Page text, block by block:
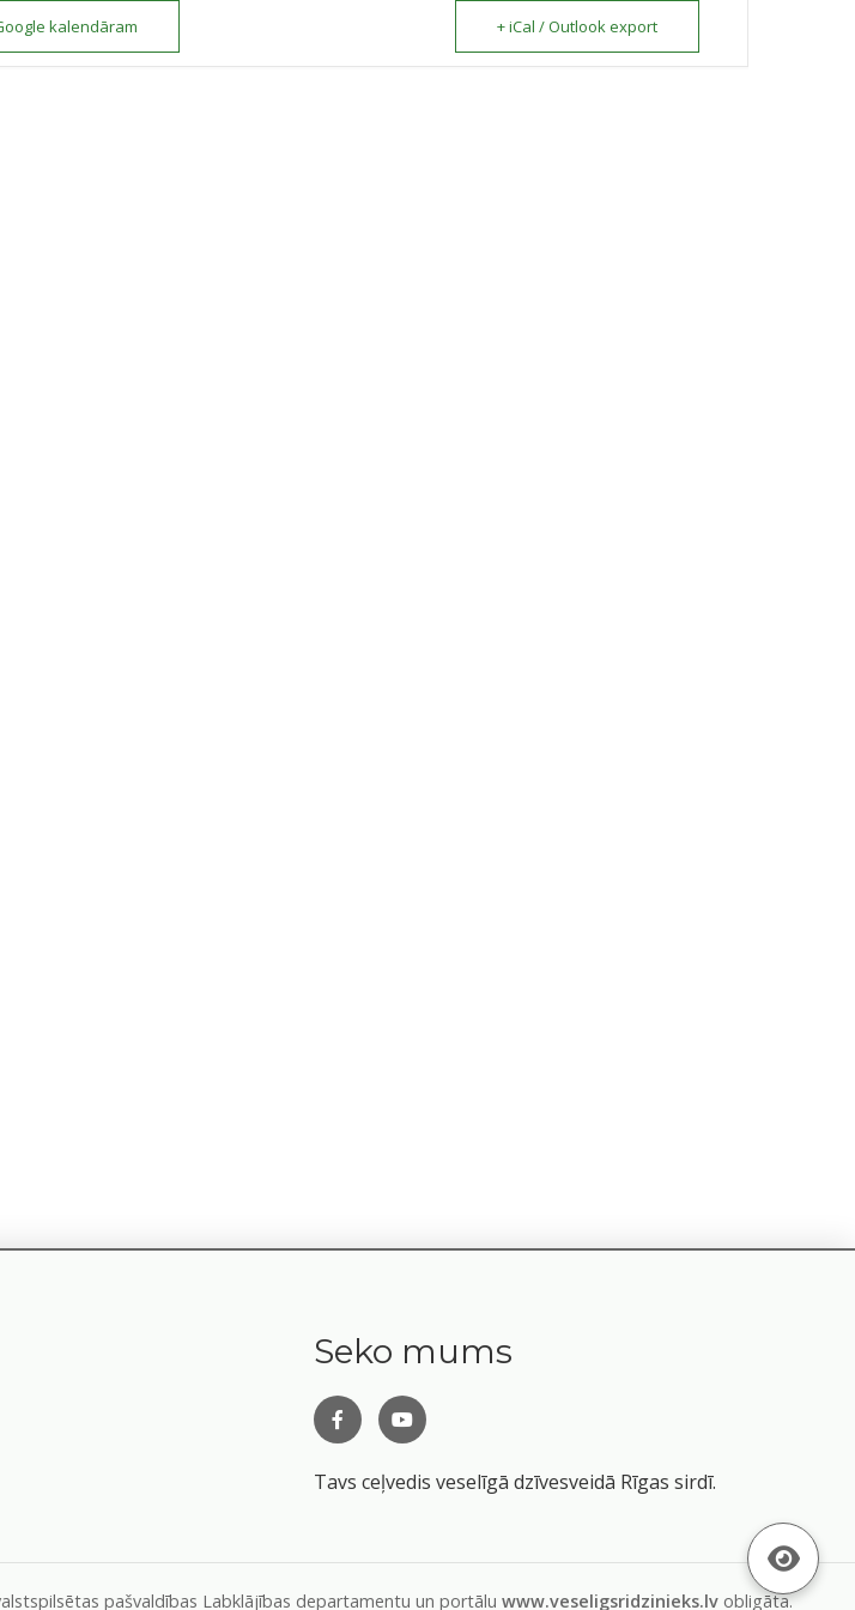
kalendāram + iCal / Outlook export
Seko mums
Tavs ceļvedis veselīgā dzīvesveidā Rīgas sirdī.
pašvaldības Labklājības departamentu un portālu www.veseligsridzinieks.lv obligāta.